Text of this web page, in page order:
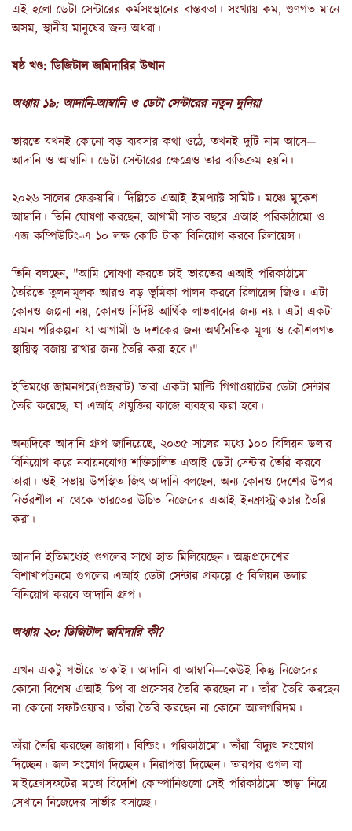
এই হলো ডেটা সেন্টারের কর্মসংস্থানের বাস্তবতা। সংখ্যায় কম, গুণগত মানে
অসম, স্থানীয় মানুষের জন্য অধরা।
ষষ্ঠ খণ্ড: ডিজিটাল জমিদারির উত্থান
অধ্যায় ১৯: আদানি-আম্বানি ও ডেটা সেন্টারের নতুন দুনিয়া
ভারতে যখনই কোনো বড় ব্যবসার কথা ওঠে, তখনই দুটি নাম আসে—
আদানি ও আম্বানি। ডেটা সেন্টারের ক্ষেত্রেও তার ব্যতিক্রম হয়নি।
২০২৬ সালের ফেব্রুয়ারি। দিল্লিতে এআই ইমপ্যাক্ট সামিট। মঞ্চে মুকেশ
আম্বানি। তিনি ঘোষণা করছেন, আগামী সাত বছরে এআই পরিকাঠামো ও
এজ কম্পিউটিং-এ ১০ লক্ষ কোটি টাকা বিনিয়োগ করবে রিলায়েন্স।
তিনি বলছেন, "আমি ঘোষণা করতে চাই ভারতের এআই পরিকাঠামো
তৈরিতে তুলনামূলক আরও বড় ভূমিকা পালন করবে রিলায়েন্স জিও। এটা
কোনও জল্পনা নয়, কোনও নির্দিষ্ট আর্থিক লাভবানের জন্য নয়। এটা একটা
এমন পরিকল্পনা যা আগামী ৬ দশকের জন্য অর্থনৈতিক মূল্য ও কৌশলগত
স্থায়িত্ব বজায় রাখার জন্য তৈরি করা হবে।"
ইতিমধ্যে জামনগরে(গুজরাট) তারা একটা মাল্টি গিগাওয়াটের ডেটা সেন্টার
তৈরি করেছে, যা এআই প্রযুক্তির কাজে ব্যবহার করা হবে।
অন্যদিকে আদানি গ্রুপ জানিয়েছে, ২০৩৫ সালের মধ্যে ১০০ বিলিয়ন ডলার
বিনিয়োগ করে নবায়নযোগ্য শক্তিচালিত এআই ডেটা সেন্টার তৈরি করবে
তারা। ওই সভায় উপস্থিত জিৎ আদানি বলছেন, অন্য কোনও দেশের উপর
নির্ভরশীল না থেকে ভারতের উচিত নিজেদের এআই ইনফ্রাস্ট্রাকচার তৈরি
করা।
আদানি ইতিমধ্যেই গুগলের সাথে হাত মিলিয়েছেন। অন্ধ্রপ্রদেশের
বিশাখাপট্টনমে গুগলের এআই ডেটা সেন্টার প্রকল্পে ৫ বিলিয়ন ডলার
বিনিয়োগ করবে আদানি গ্রুপ।
অধ্যায় ২০: ডিজিটাল জমিদারি কী?
এখন একটু গভীরে তাকাই। আদানি বা আম্বানি—কেউই কিন্তু নিজেদের
কোনো বিশেষ এআই চিপ বা প্রসেসর তৈরি করছেন না। তাঁরা তৈরি করছেন
না কোনো সফটওয়্যার। তাঁরা তৈরি করছেন না কোনো অ্যালগরিদম।
তাঁরা তৈরি করছেন জায়গা। বিল্ডিং। পরিকাঠামো। তাঁরা বিদ্যুৎ সংযোগ
দিচ্ছেন। জল সংযোগ দিচ্ছেন। নিরাপত্তা দিচ্ছেন। তারপর গুগল বা
মাইক্রোসফটের মতো বিদেশি কোম্পানিগুলো সেই পরিকাঠামো ভাড়া নিয়ে
সেখানে নিজেদের সার্ভার বসাচ্ছে।